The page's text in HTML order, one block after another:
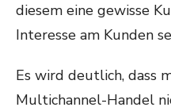
diesem eine gewisse
Interesse am Kunden
Es wird deutlich, dass
Multichannel-Handel